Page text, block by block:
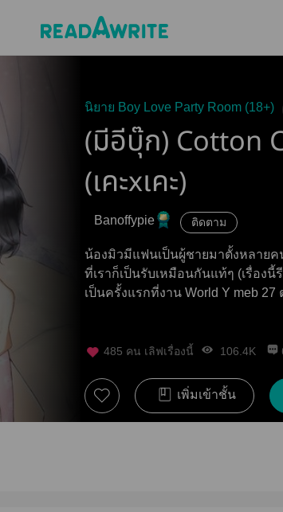
นิยาย Boy Love Party Room (18+)
(มีอีบุ๊ก) Cotton
(เคะxเคะ)
Banoffypie ติดตาม
น้องมิวมีแฟนเป็นผู้ชายมาตั้งหลาย
ที่เราก็เป็นรับเหมือนกันแท้ๆ (เรื่องนี้
เป็นครั้งแรกที่งาน World Y meb 27
485 คน เลิฟเรื่องนี้ 106.4K
เพิ่มเข้าชั้น